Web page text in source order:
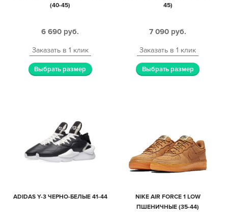
(40-45)
6 690 руб.
Заказать в 1 клик
Выбрать размер
45)
7 090 руб.
Заказать в 1 клик
Выбрать размер
ADIDAS Y-3 ЧЕРНО-БЕЛЫЕ 41-44
NIKE AIR FORCE 1 LOW
ПШЕНИЧНЫЕ (35-44)